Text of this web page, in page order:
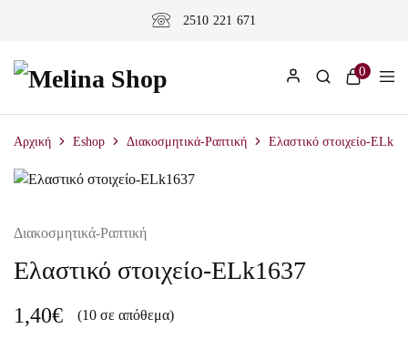
2510 221 671
0
Αρχική Eshop Διακοσμητικά-Ραπτική Ελαστικό στοιχείο-
Διακοσμητικά-Ραπτική
Ελαστικό στοιχείο-ELk1637
1,40€ (10 σε απόθεμα)